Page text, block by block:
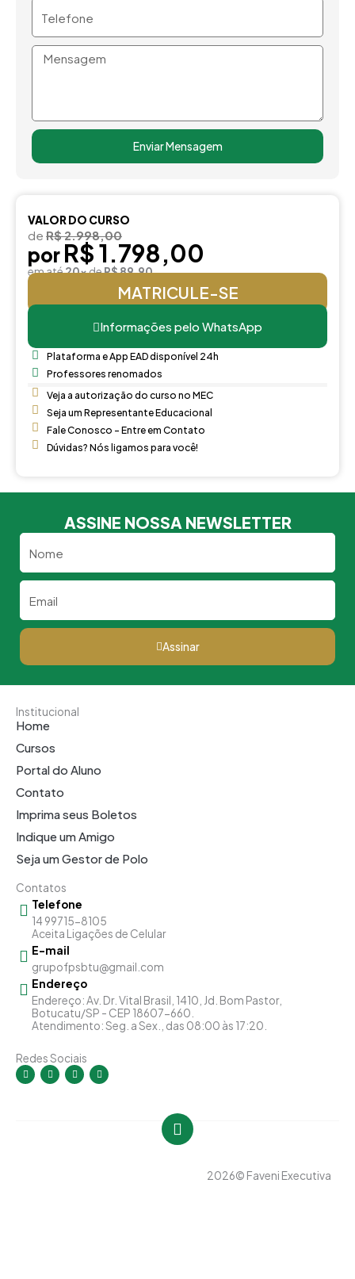
Mensagem
Enviar Mensagem
VALOR DO CURSO
de R$ 2.998,00
por R$ 1.798,00
em até20xdeR$ 89,90
MATRICULE-SE
Informações pelo WhatsApp
Plataforma e App EAD disponível 24h
Professores renomados
Veja a autorização do curso no MEC
Seja um Representante Educacional
Fale Conosco - Entre em Contato
Dúvidas? Nós ligamos para você!
ASSINE NOSSA NEWSLETTER
Assinar
Institucional
Home
Cursos
Portal do Aluno
Contato
Imprima seus Boletos
Indique um Amigo
Seja um Gestor de Polo
Contatos
Telefone
14 99715-8105
Aceita Ligações de Celular
E-mail
grupofpsbtu@gmail.com
Endereço
Endereço: Av. Dr. Vital Brasil, 1410, Jd. Bom Pastor,
Botucatu/SP - CEP 18607-660.
Atendimento: Seg. a Sex., das 08:00 às 17:20.
Redes Sociais
I
n
s
F
a
c
Y
o
u
L
i
n
2026© Faveni Executiva